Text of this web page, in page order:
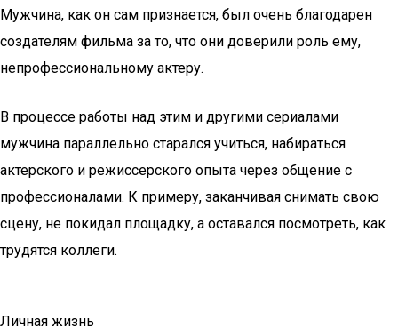
Мужчина, как он сам признается, был очень благодарен
создателям фильма за то, что они доверили роль ему,
непрофессиональному актеру.
В процессе работы над этим и другими сериалами
мужчина параллельно старался учиться, набираться
актерского и режиссерского опыта через общение с
профессионалами. К примеру, заканчивая снимать свою
сцену, не покидал площадку, а оставался посмотреть, как
трудятся коллеги.
Личная жизнь